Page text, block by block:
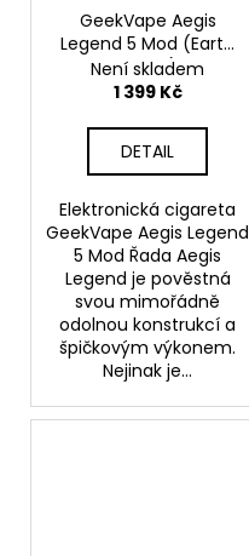
GeekVape Aegis
Legend 5 Mod (Earth
Brown)
Není skladem
1 399 Kč
DETAIL
Elektronická cigareta
GeekVape Aegis Legend
5 Mod Řada Aegis
Legend je pověstná
svou mimořádně
odolnou konstrukcí a
špičkovým výkonem.
Nejinak je...